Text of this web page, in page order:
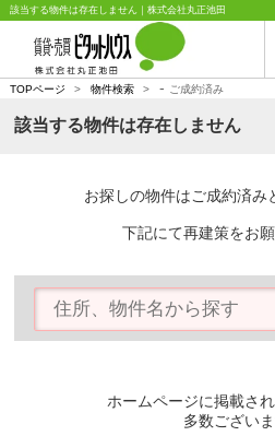
該当する物件は存在しません｜株式会社丸正池田
TOPページ > 物件検索 > - ご成約済み
該当する物件は存在しません
お探しの物件はご成約済み
下記にて再建策をお願
ホームページに掲載さ
多数ございま